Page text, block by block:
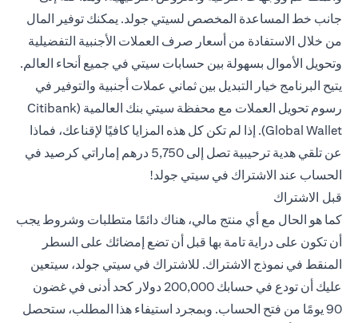
جانب خط المساعدة المخصص لسيتي جولد. يمكنك توفير المال
من خلال الاستفادة من أسعار صرف العملات الأجنبية التفضيلية
وتحويل الأموال بسهولة بين حسابات سيتي في جميع أنحاء العالم.
يتيح البرنامج خيار التبديل بين ثماني عملات أجنبية والتوفير في
رسوم تحويل العملات مع محفظة سيتي بنك العالمية (Citibank
Global Wallet). إذا لم تكن كل هذه المزايا كافيًا لإقناعك، فماذا
عن تلقي هدية ترحيبية تصل إلى 5,750 درهم إماراتي كرصيد في
الحساب عند الاشتراك في سيتي جولد!
قبل الاشتراك
كما هو الحال مع أي منتج مالي، هناك دائمًا متطلبات وشروط يجب
أن تكون على دراية تامة بها قبل أن تضع إمضائك على السطر
المنقط في نموذج الاشتراك. للاشتراك في سيتي جولد، سيتعين
عليك أن تودع في حسابك 200,000 دولار كحد أدنى في غضون
90 يومًا من فتح الحساب. وبمجرد استيفاء هذا المطلب، ستحصل